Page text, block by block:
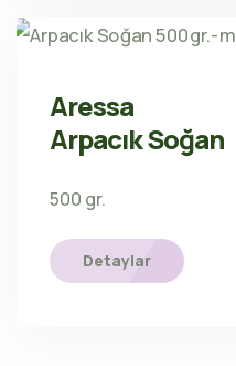
Aressa
Arpacık Soğan
500 gr.
Detaylar